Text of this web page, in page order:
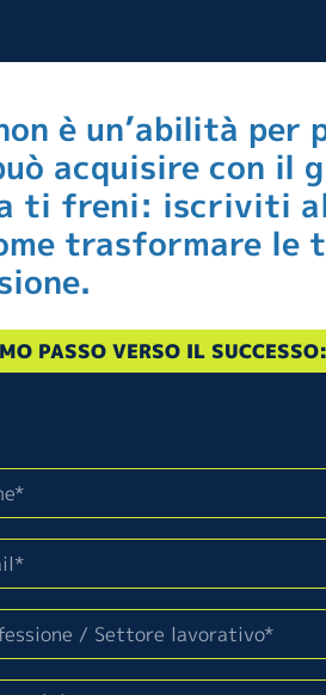
è un’abilità per
acquisire con il
ti freni: iscriviti
trasformare le
PASSO VERSO IL